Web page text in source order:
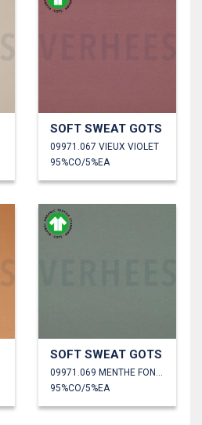
SOFT SWEAT GOTS
09971.067 VIEUX VIOLET
95%CO/5%EA
SOFT SWEAT GOTS
95%CO/5%EA